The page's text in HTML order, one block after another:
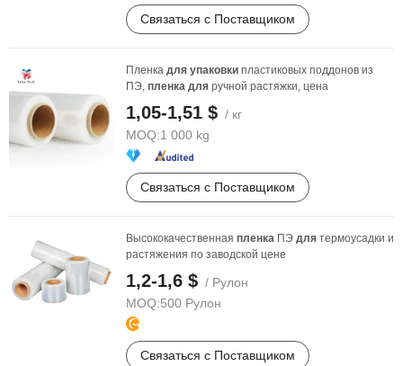
Связаться с Поставщиком
Пленка для упаковки пластиковых поддонов из
ПЭ, пленка для ручной растяжки, цена
1,05-1,51 $ / кг
MOQ:1 000 kg
Связаться с Поставщиком
Высококачественная пленка ПЭ для термоусадки и
растяжения по заводской цене
1,2-1,6 $ / Рулон
MOQ:500 Рулон
Связаться с Поставщиком